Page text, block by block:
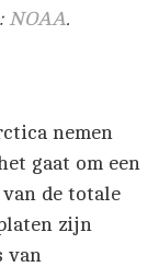
NOAA.
nemen
gaat om een
de totale
zijn
van